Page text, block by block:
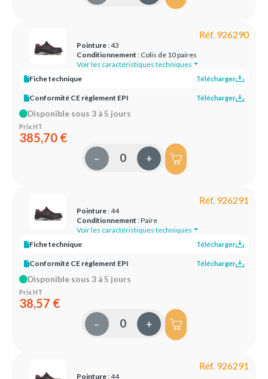
Réf. 926290
Pointure: 43
Conditionnement : Colis de 10 paires
Voir les caractéristiques techniques
Fiche technique
Télécharger
Conformité CE règlement EPI Télécharger
Disponible sous 3 à 5 jours
Prix HT
385,70 €
– +
Réf. 926291
Pointure: 44
Conditionnement : Paire
Voir les caractéristiques techniques
Fiche technique
Télécharger
Conformité CE règlement EPI Télécharger
Disponible sous 3 à 5 jours
Prix HT
38,57 €
– +
Réf. 926291
Pointure: 44